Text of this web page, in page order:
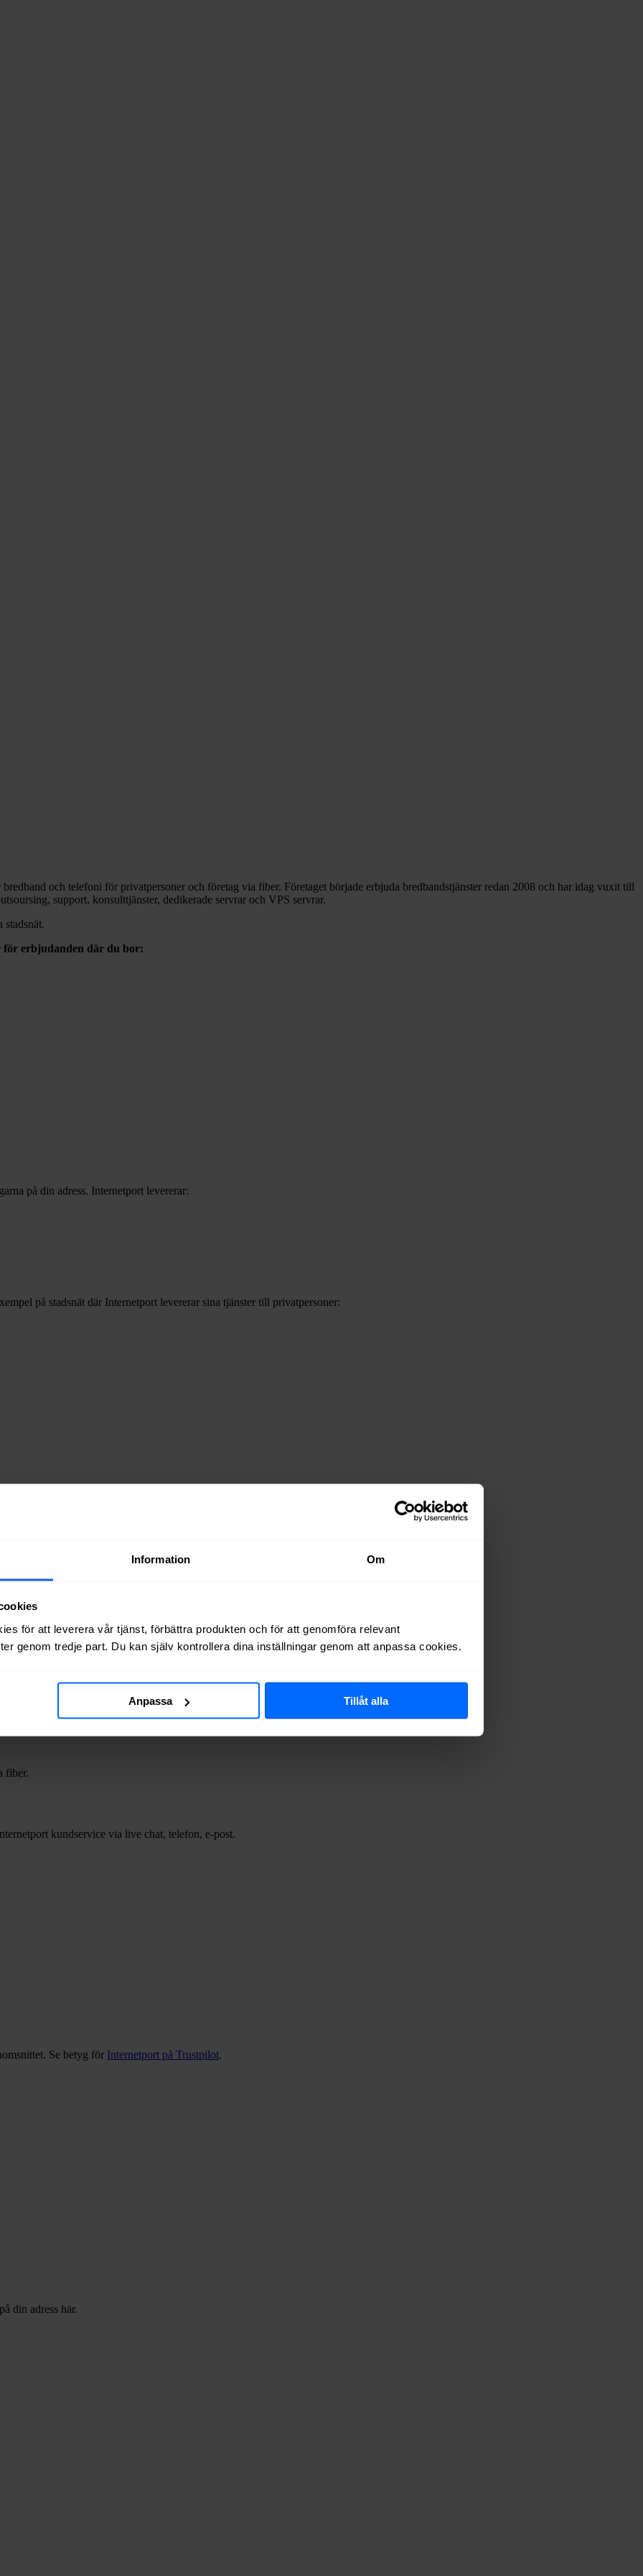
Information Om
för att leverera vår tjänst, förbättra produkten och för att genomföra relevant
genom tredje part. Du kan själv kontrollera dina inställningar genom att anpassa cookies.
Anpassa Tillåt alla
och telefoni för privatpersoner och företag via fiber. Företaget började erbjuda bredbandstjänster redan 2008 och har idag vuxit till
support, konsulttjänster, dedikerade servrar och VPS servrar.
stadsnät.
för erbjudanden där du bor:
på din adress. Internetport levererar:
på stadsnät där Internetport levererar sina tjänster till privatpersoner:
välja mellan följande hastigheter:
beroende på vilket stadsnät du tillhör och vilket abonnemang (hastighet) du väljer.
adress.Sök på din adress för att jämföra och beställa bredband
fiber.
kundservice via live chat, telefon, e-post.
Se betyg för Internetport på Trustpilot.
din adress här.